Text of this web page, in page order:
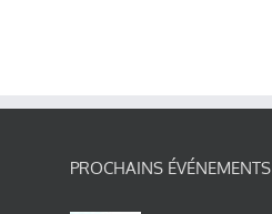
PROCHAINS ÉVÉNEMENTS